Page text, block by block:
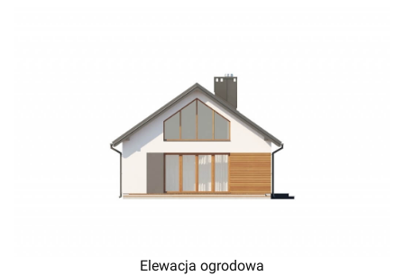
Elewacja ogrodowa